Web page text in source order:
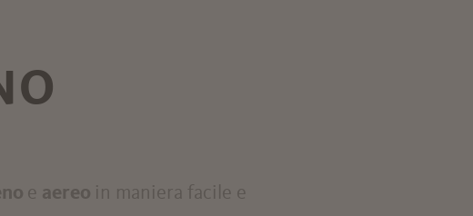
e aereo in maniera facile e